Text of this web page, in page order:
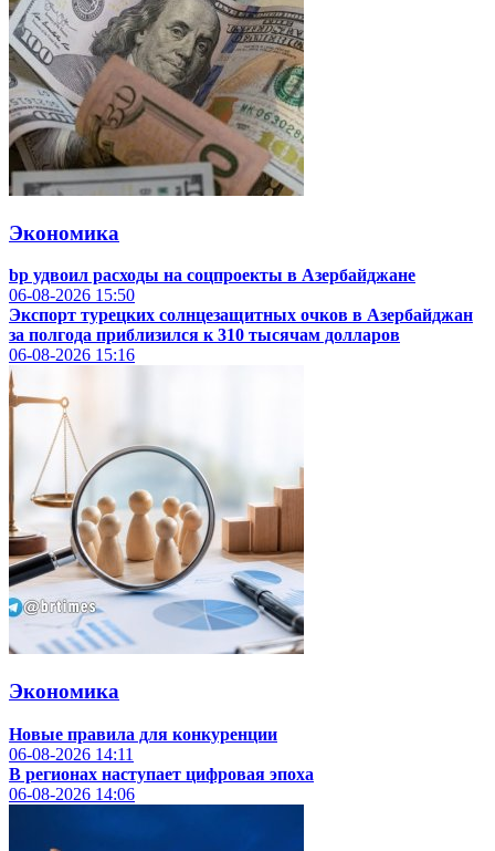
Экономика
bp удвоил расходы на соцпроекты в Азербайджане
06-08-2026 15:50
Экспорт турецких солнцезащитных очков в Азербайджан
за полгода приблизился к 310 тысячам долларов
06-08-2026 15:16
Экономика
Новые правила для конкуренции
06-08-2026 14:11
В регионах наступает цифровая эпоха
06-08-2026 14:06